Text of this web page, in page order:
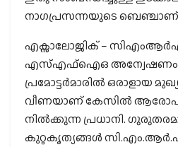
നാഗപ്രസന്നയുടെ ബെഞ്ചാണ്
എക്സാലോജിക് –
എസ്എഫ്ഐഒ അന്വേഷണം
പ്രമോട്ടര്‍മാരിൽ ഒരാളായ
വീണയാണ് കേസിൽ
നിൽക്കുന്ന പ്രധാനി.
കുറ്റകൃത്യങ്ങൾ